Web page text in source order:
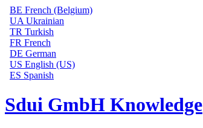
BE French (Belgium)
UA Ukrainian
TR Turkish
FR French
DE German
US English (US)
ES Spanish
Sdui GmbH Knowledge